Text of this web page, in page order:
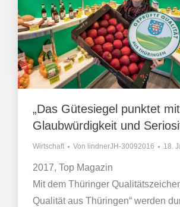
„Das Gütesiegel punktet mit
Glaubwürdigkeit und
Wirtschaft Von lindnerJH-30092016 18.
2017, Top Magazin
Mit dem Thüringer
Qualität aus Thüringen“ werden